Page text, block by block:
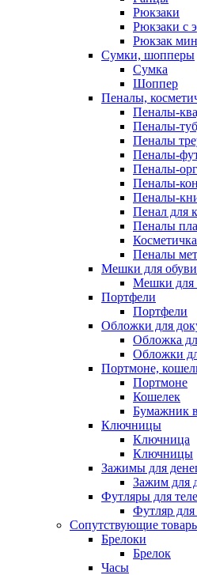
Рюкзаки
Рюкзаки с
Рюкзак
Сумки, шопперы
Сумка
Шоппер
Пеналы,
Пеналы-
Пеналы-
Пеналы
Пеналы-
Пеналы-
Пеналы-
Пеналы-
Пенал для
Пеналы
Косметичка
Пеналы
Мешки для обуви
Мешки для
Портфели
Портфели
Обложки для
Обложка
Обложки
Портмоне,
Портмоне
Кошелек
Бумажник
Ключницы
Ключница
Ключницы
Зажимы для
Зажим для
Футляры для
Футляр для
Сопутствующие
Брелоки
Брелок
Часы